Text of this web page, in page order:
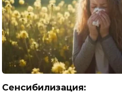
Сенсибилизация: